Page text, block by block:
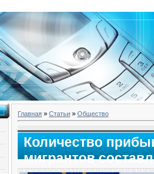
Главная » Статьи » Общество
Количество
мигрантов